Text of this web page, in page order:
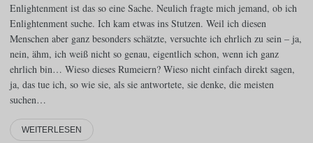
Enlightenment ist das so eine Sache. Neulich fragte mich jemand, ob ich
Enlightenment suche. Ich kam etwas ins Stutzen. Weil ich diesen
Menschen aber ganz besonders schätzte, versuchte ich ehrlich zu sein – ja,
nein, ähm, ich weiß nicht so genau, eigentlich schon, wenn ich ganz
ehrlich bin… Wieso dieses Rumeiern? Wieso nicht einfach direkt sagen,
ja, das tue ich, so wie sie, als sie antwortete, sie denke, die meisten
suchen…
WEITERLESEN